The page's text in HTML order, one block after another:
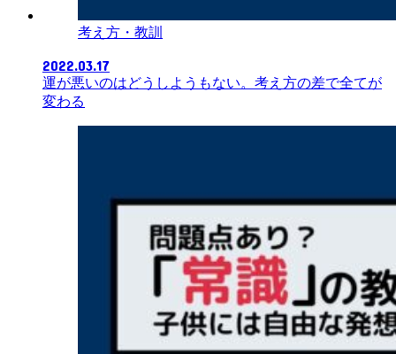
考え方・教訓
2022.03.17
運が悪いのはどうしようもない。考え方の差で全てが
変わる